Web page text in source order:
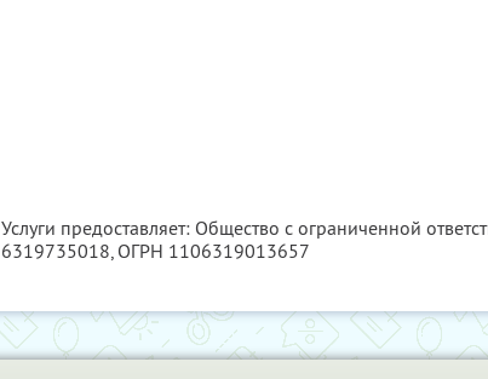
Услуги предоставляет: Общество с ограниченной
6319735018, ОГРН 1106319013657